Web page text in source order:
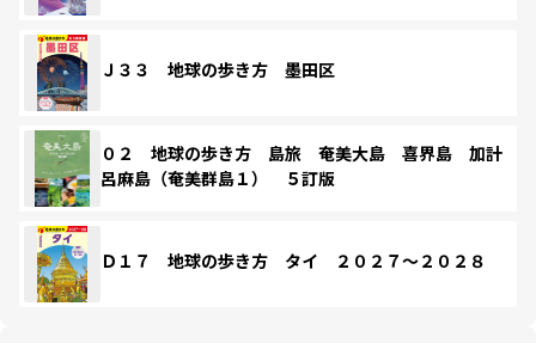
Ｊ３３ 地球の歩き方 墨田区
０２ 地球の歩き方 島旅 奄美大島 喜界島 加計
呂麻島（奄美群島１） ５訂版
Ｄ１７ 地球の歩き方 タイ ２０２７～２０２８